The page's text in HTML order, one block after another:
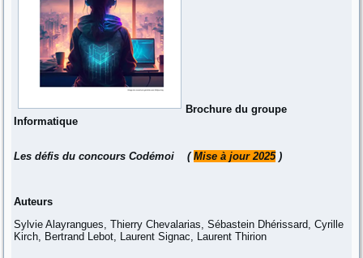
Brochure du groupe
Informatique
Les défis du concours Codémoi (Mise à jour 2025)
Auteurs
Sylvie Alayrangues, Thierry Chevalarias, Sébastein Dhérissard, Cyrille
Kirch, Bertrand Lebot, Laurent Signac, Laurent Thirion